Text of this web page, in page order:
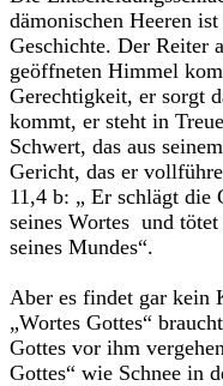
dämonischen Heeren
Geschichte. Der Reiter
geöffneten Himmel
Gerechtigkeit, er sorgt
kommt, er steht in
Schwert, das aus
Gericht, das er
11,4 b: „ Er schlägt die
seines Wortes und
seines Mundes“.
Aber es findet gar kein
„Wortes Gottes“
Gottes vor ihm
Gottes“ wie Schnee in